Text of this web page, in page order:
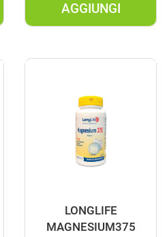
AGGIUNGI
AGGIUNGI
188
LONGLIFE
MAGNESIUM375